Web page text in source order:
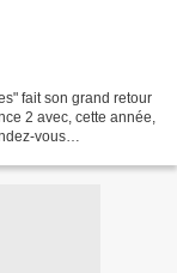
fait son grand retour
2 avec, cette année,
vous